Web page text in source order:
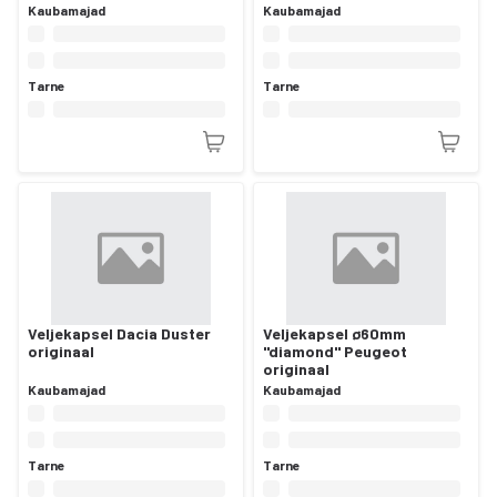
Kaubamajad
Tarne
Kaubamajad
Tarne
Veljekapsel Dacia Duster
originaal
Kaubamajad
Tarne
Veljekapsel ø60mm
"diamond" Peugeot
originaal
Kaubamajad
Tarne